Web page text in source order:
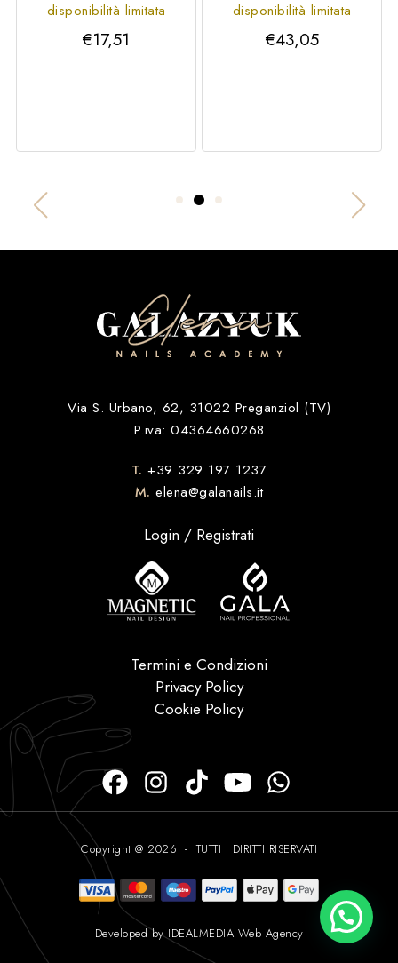
disponibilità limitata
€17,51
disponibilità limitata
€43,05
Via S. Urbano, 62, 31022 Preganziol (TV)
P.iva: 04364660268
T. +39 329 197 1237
M. elena@galanails.it
Login / Registrati
Termini e Condizioni
Privacy Policy
Cookie Policy
Copyright @ 2026 - TUTTI I DIRITTI RISERVATI
Developed by IDEALMEDIA Web Agency